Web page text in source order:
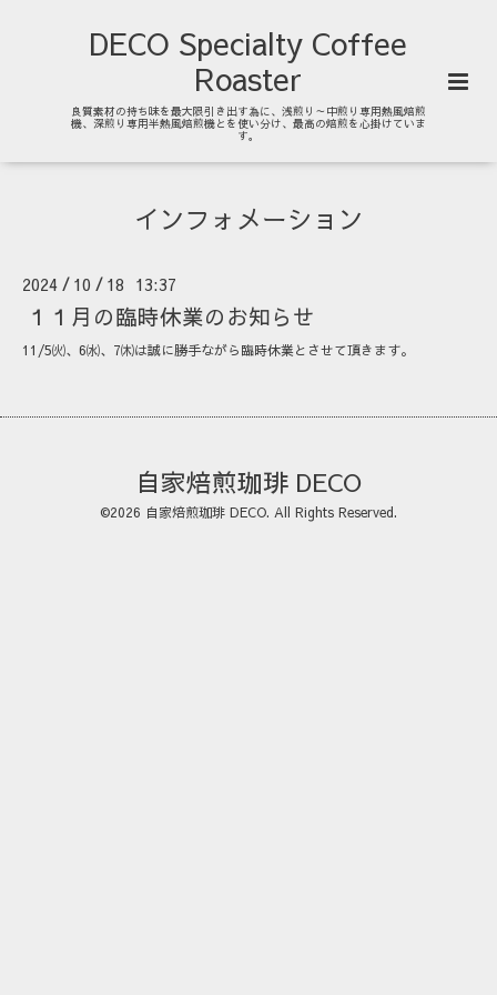
DECO Specialty Coffee
Roaster
良質素材の持ち味を最大限引き出す為に、浅煎り～中煎り専用熱風焙煎
機、深煎り専用半熱風焙煎機とを使い分け、最高の焙煎を心掛けていま
す。
インフォメーション
2024 / 10 / 18 13:37
１１月の臨時休業のお知らせ
11/5㈫、6㈬、7㈭は誠に勝手ながら臨時休業とさせて頂きます。
自家焙煎珈琲 DECO
©2026 自家焙煎珈琲 DECO. All Rights Reserved.